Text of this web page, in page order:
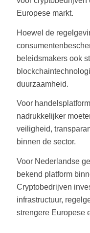
Europese markt.
Hoewel de
beleidsmakers ook
duurzaamheid.
Voor
nadrukkelijker
veiligheid,
binnen de sector.
Voor Nederlandse
bekend platform
Cryptobedrijven
infrastructuur,
strengere Europese